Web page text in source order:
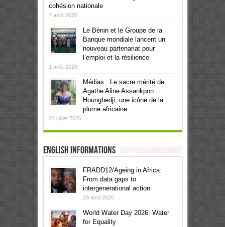
cohésion nationale
7 août 2026
Le Bénin et le Groupe de la
Banque mondiale lancent un
nouveau partenariat pour
l’emploi et la résilience
1 août 2026
Médias : Le sacre mérité de
Agathe Aline Assankpon
Houngbedji, une icône de la
plume africaine
24 juillet 2026
English informations
FRADD12/Ageing in Africa:
From data gaps to
intergenerational action
29 avril 2026
World Water Day 2026: Water
for Equality